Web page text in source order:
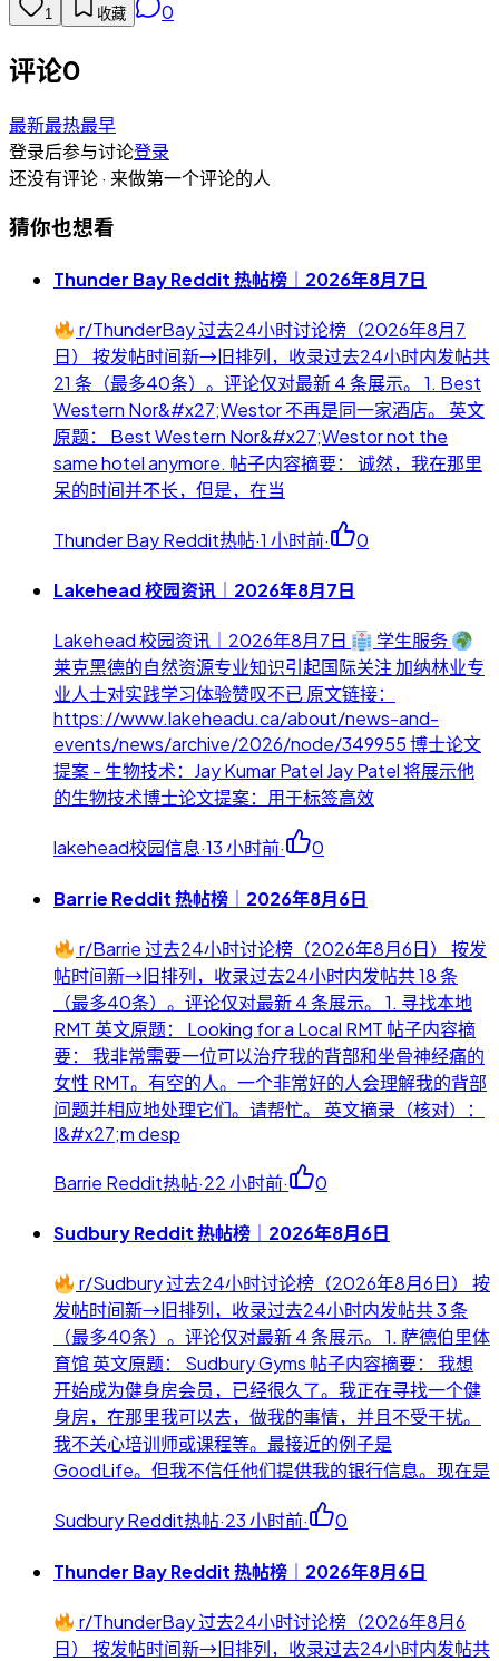
1 收藏 0
评论0
最新最热最早
登录后参与讨论登录
还没有评论 · 来做第一个评论的人
猜你也想看
Thunder Bay Reddit 热帖榜｜2026年8月7日
r/ThunderBay 过去24小时讨论榜（2026年8月7
日） 按发帖时间新→旧排列，收录过去24小时内发帖共
21 条（最多40条）。评论仅对最新 4 条展示。 1. Best
Western Nor&#x27;Westor 不再是同一家酒店。 英文
原题： Best Western Nor&#x27;Westor not the
same hotel anymore. 帖子内容摘要： 诚然，我在那里
呆的时间并不长，但是，在当
Thunder Bay Reddit热帖·1 小时前· 0
Lakehead 校园资讯｜2026年8月7日
Lakehead 校园资讯｜2026年8月7日
学生服务
莱克黑德的自然资源专业知识引起国际关注 加纳林业专
业人士对实践学习体验赞叹不已 原文链接：
https://www.lakeheadu.ca/about/news-and-
events/news/archive/2026/node/349955 博士论文
提案 - 生物技术：Jay Kumar Patel Jay Patel 将展示他
的生物技术博士论文提案：用于标签高效
lakehead校园信息·13 小时前· 0
Barrie Reddit 热帖榜｜2026年8月6日
r/Barrie 过去24小时讨论榜（2026年8月6日） 按发
帖时间新→旧排列，收录过去24小时内发帖共 18 条
（最多40条）。评论仅对最新 4 条展示。 1. 寻找本地
RMT 英文原题： Looking for a Local RMT 帖子内容摘
要： 我非常需要一位可以治疗我的背部和坐骨神经痛的
女性 RMT。有空的人。一个非常好的人会理解我的背部
问题并相应地处理它们。请帮忙。 英文摘录（核对）：
I&#x27;m desp
Barrie Reddit热帖·22 小时前· 0
Sudbury Reddit 热帖榜｜2026年8月6日
r/Sudbury 过去24小时讨论榜（2026年8月6日） 按
发帖时间新→旧排列，收录过去24小时内发帖共 3 条
（最多40条）。评论仅对最新 4 条展示。 1. 萨德伯里体
育馆 英文原题： Sudbury Gyms 帖子内容摘要： 我想
开始成为健身房会员，已经很久了。我正在寻找一个健
身房，在那里我可以去，做我的事情，并且不受干扰。
我不关心培训师或课程等。最接近的例子是
GoodLife。但我不信任他们提供我的银行信息。现在是
Sudbury Reddit热帖·23 小时前· 0
Thunder Bay Reddit 热帖榜｜2026年8月6日
r/ThunderBay 过去24小时讨论榜（2026年8月6
日） 按发帖时间新→旧排列，收录过去24小时内发帖共